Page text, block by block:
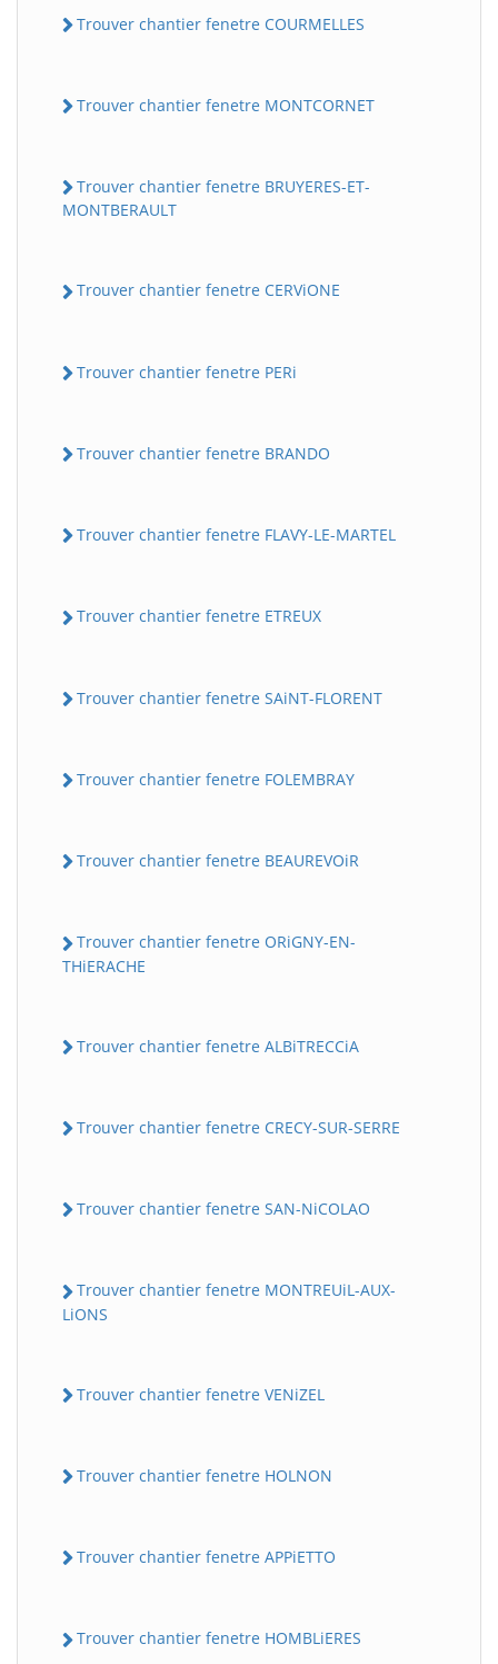
Trouver chantier fenetre COURMELLES
Trouver chantier fenetre MONTCORNET
Trouver chantier fenetre BRUYERES-ET-
MONTBERAULT
Trouver chantier fenetre CERViONE
Trouver chantier fenetre PERi
Trouver chantier fenetre BRANDO
Trouver chantier fenetre FLAVY-LE-MARTEL
Trouver chantier fenetre ETREUX
Trouver chantier fenetre SAiNT-FLORENT
Trouver chantier fenetre FOLEMBRAY
Trouver chantier fenetre BEAUREVOiR
Trouver chantier fenetre ORiGNY-EN-
THiERACHE
Trouver chantier fenetre ALBiTRECCiA
Trouver chantier fenetre CRECY-SUR-SERRE
Trouver chantier fenetre SAN-NiCOLAO
Trouver chantier fenetre MONTREUiL-AUX-
LiONS
Trouver chantier fenetre VENiZEL
Trouver chantier fenetre HOLNON
Trouver chantier fenetre APPiETTO
Trouver chantier fenetre HOMBLiERES